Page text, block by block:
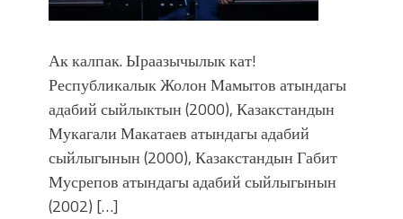
Ак калпак. Ыраазычылык кат!
Республикалык Жолон Мамытов атындагы
адабий сыйлыктын (2000), Казакстандын
Мукагали Макатаев атындагы адабий
сыйлыгынын (2000), Казакстандын Габит
Мусрепов атындагы адабий сыйлыгынын
(2002) […]